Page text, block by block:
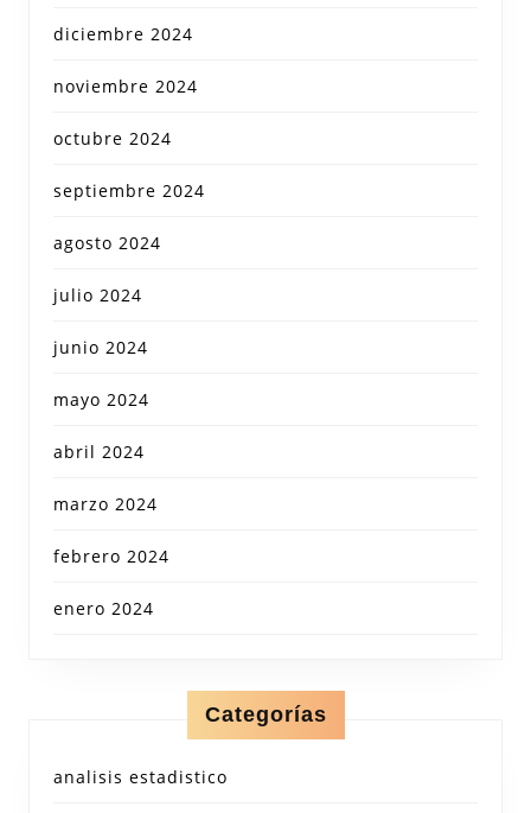
diciembre 2024
noviembre 2024
octubre 2024
septiembre 2024
agosto 2024
julio 2024
junio 2024
mayo 2024
abril 2024
marzo 2024
febrero 2024
enero 2024
Categorías
analisis estadistico